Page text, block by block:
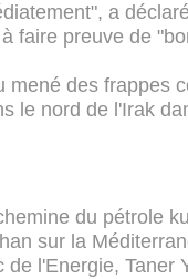
a
faire preuve de
mené des frappes
le nord de l'Irak
du pétrole
sur la
l'Energie, Taner